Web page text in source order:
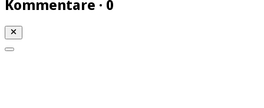
Kommentare · 0